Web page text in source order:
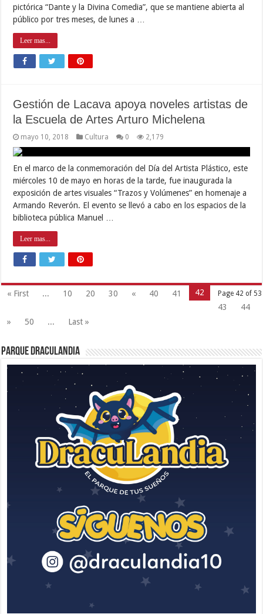
pictórica “Dante y la Divina Comedia”, que se mantiene abierta al
público por tres meses, de lunes a …
Leer mas...
Gestión de Lacava apoya noveles artistas de
la Escuela de Artes Arturo Michelena
mayo 10, 2018 Cultura 0 2,179
En el marco de la conmemoración del Día del Artista Plástico, este
miércoles 10 de mayo en horas de la tarde, fue inaugurada la
exposición de artes visuales “Trazos y Volúmenes” en homenaje a
Armando Reverón. El evento se llevó a cabo en los espacios de la
biblioteca pública Manuel …
Leer mas...
Page 42 of 53
« First ... 10 20 30 « 40 41
42
43
44
»
50 ... Last »
Parque Draculandia